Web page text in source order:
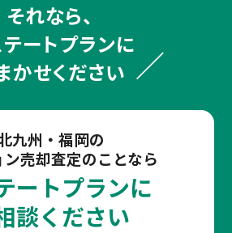
それなら、
ートプランに
かせください
九州・福岡の
売却査定のことなら
ートプランに
談ください